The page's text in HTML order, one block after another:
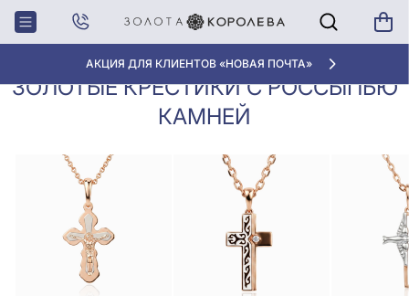
АКЦИЯ ДЛЯ КЛИЕНТОВ «НОВАЯ ПОЧТА»
Главная
Крестики,
Ладанки
Золотые крестики с россыпью
камней
ЗОЛОТЫЕ КРЕСТИКИ С РОССЫПЬЮ
КАМНЕЙ